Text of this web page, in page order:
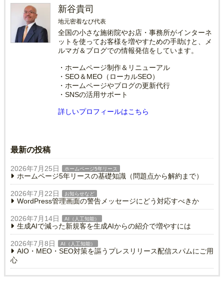
新谷貴司
地元密着なび代表
全国の小さな施術院やお店・事務所がインターネ
ットを使ってお客様を増やすための手助けと、メ
ルマガ＆ブログでの情報発信をしています。
・ホームページ制作＆リニューアル
・SEO＆MEO（ローカルSEO）
・ホームページやブログの更新代行
・SNSの活用サポート
詳しいプロフィールはこちら
最新の投稿
2026年7月25日 ホームページ5年リース
ホームページ5年リースの基礎知識（問題点から解約まで）
2026年7月22日 お知らせなど
WordPress管理画面の警告メッセージにどう対応すべきか
2026年7月14日 AI（人工知能）
生成AIで減った新規客を生成AIからの紹介で増やすには
2026年7月8日 AI（人工知能）
AIO・MEO・SEO対策を謳うプレスリリース配信スパムにご用
心